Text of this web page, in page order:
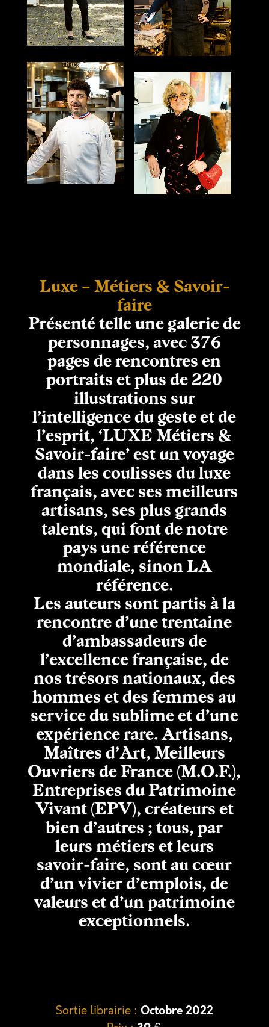
Luxe – Métiers & Savoir-
faire
Présenté telle une galerie de
personnages, avec 376
pages de rencontres en
portraits et plus de 220
illustrations sur
l’intelligence du geste et de
l’esprit, ‘LUXE Métiers &
Savoir-faire’ est un voyage
dans les coulisses du luxe
français, avec ses meilleurs
artisans, ses plus grands
talents, qui font de notre
pays une référence
mondiale, sinon LA
référence.
Les auteurs sont partis à la
rencontre d’une trentaine
d’ambassadeurs de
l’excellence française, de
nos trésors nationaux, des
hommes et des femmes au
service du sublime et d’une
expérience rare. Artisans,
Maîtres d’Art, Meilleurs
Ouvriers de France (M.O.F.),
Entreprises du Patrimoine
Vivant (EPV), créateurs et
bien d’autres ; tous, par
leurs métiers et leurs
savoir-faire, sont au cœur
d’un vivier d’emplois, de
valeurs et d’un patrimoine
exceptionnels.
Sortie librairie : Octobre 2022